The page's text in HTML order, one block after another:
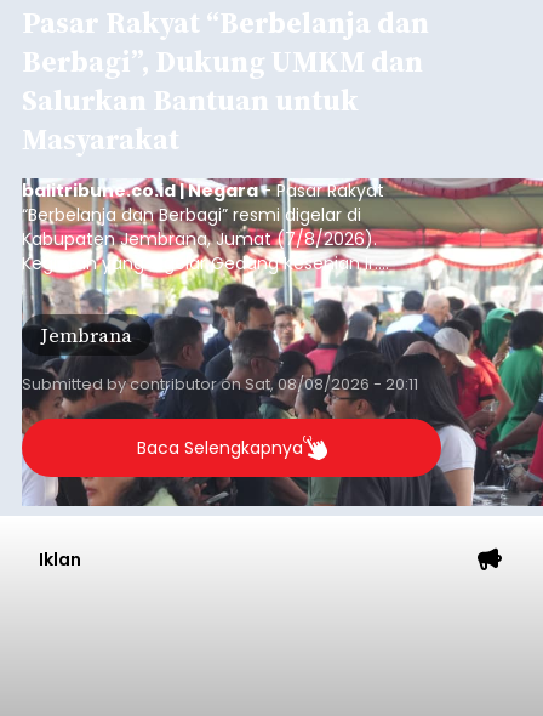
Pasar Rakyat “Berbelanja dan
Berbagi”, Dukung UMKM dan
Salurkan Bantuan untuk
Masyarakat
balitribune.co.id | Negara- Pasar Rakyat
“Berbelanja dan Berbagi” resmi digelar di
Kabupaten Jembrana, Jumat (7/8/2026).
Kegiatan yang digelar Gedung Kesenian Ir.
Soekarno ini memadukan pemberdayaan
ekonomi masyarakat dengan aksi sosial tersebut
mendapat antusiasme tinggi dan mencatat nilai
transaksi mencapai Rp672.733.200.
Jembrana
Submitted bycontributoronSat, 08/08/2026 - 20:11
Baca Selengkapnya
Iklan